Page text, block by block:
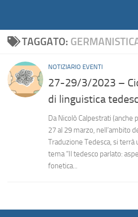
TAGGATO:
NOTIZIARIO EVENTI
27-29/3/2023 –
di linguistica
Da Nicolò Calpestrati (anche
27 al 29 marzo, nell’ambito
Traduzione Tedesca, si terrà
tema “Il tedesco parlato:
fonetica...